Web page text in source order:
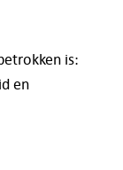
is:
en